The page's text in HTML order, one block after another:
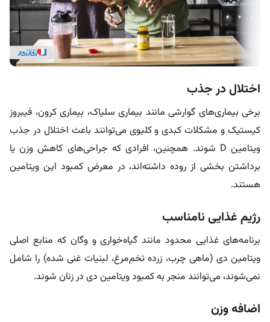
اختلال در جذب
برخی بیماری‌های گوارشی مانند بیماری سلیاک، بیماری کرون، فیبروز
کیستیک و مشکلات کبدی و کلیوی می‌توانند باعث اختلال در جذب
ویتامین D شوند. همچنین، افرادی که جراحی‌های کاهش وزن یا
برداشتن بخشی از روده داشته‌اند، در معرض کمبود این ویتامین
هستند.
رژیم غذایی نامناسب
برنامه‌های غذایی محدود مانند گیاه‌خواری و وگان که منابع اصلی
ویتامین دی (ماهی چرب، زرده تخم‌مرغ، لبنیات غنی شده) را شامل
نمی‌شوند، می‌توانند منجر به کمبود ویتامین دی در زنان شوند.
اضافه وزن